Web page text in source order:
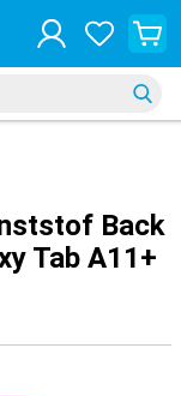
Back
Tab A11+